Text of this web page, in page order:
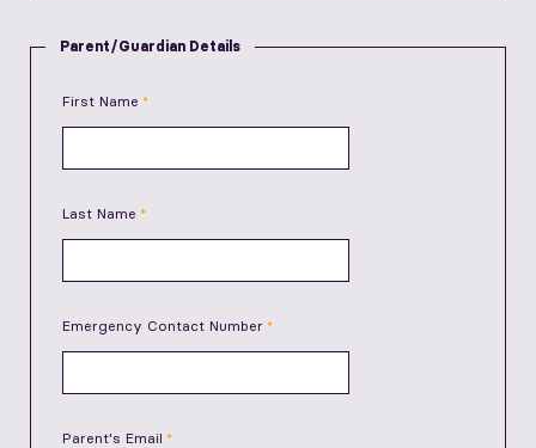
Parent/Guardian Details
First Name
Last Name
Emergency Contact Number
Parent's Email